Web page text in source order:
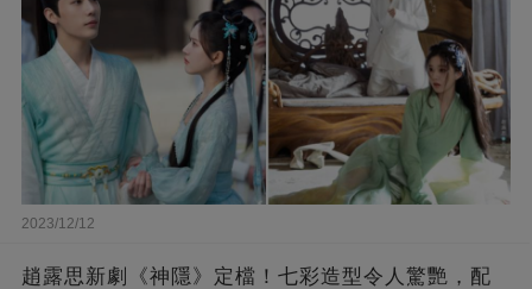
2023/12/12
趙露思新劇《神隱》定檔！七彩造型令人驚艷，配